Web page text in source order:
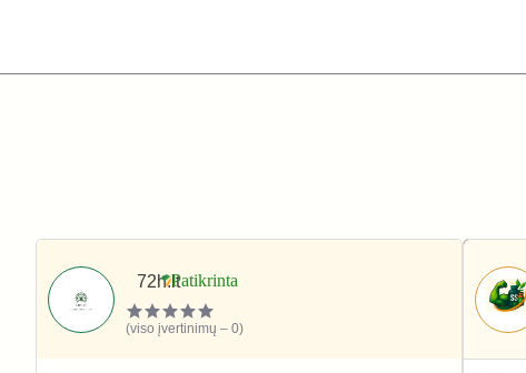
72h.lt
(viso įvertinimų – 0)